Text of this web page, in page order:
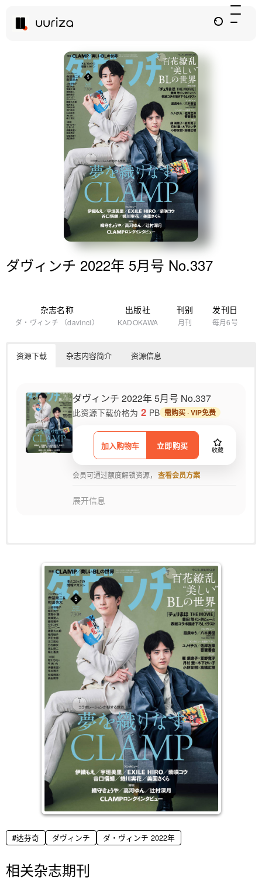
ダヴィンチ 2022年 5月号 No.337
杂志名称
ダ・ヴィンチ （davinci）
出版社
KADOKAWA
刊别
月刊
发刊日
每月6号
资源下载 杂志内容简介 资源信息
ダヴィンチ 2022年 5月号 No.337
加入购物车 立即购买 收藏
此资源下载价格为 2 PB 需购买 · VIP免费
会员可通过额度解锁资源， 查看会员方案
展开信息
提供最新的出版情报，涵括在日本漫画、推理小说等大众文学、纯文
学、政治经济、社会研究等不同的文类；每月白金特选，为大家掌握
畅销书的完整动态；详实的市场调查所制作的排行榜，更是读者及出
版相关从业人员重要的参考指标；偶像艺人的读书周记或与作家之对
谈，迸发出的是时下流行的读书消费取向与对新世代意念及社会问题
达芬奇 ダヴィンチ ダ・ヴィンチ 2022年
相关杂志期刊